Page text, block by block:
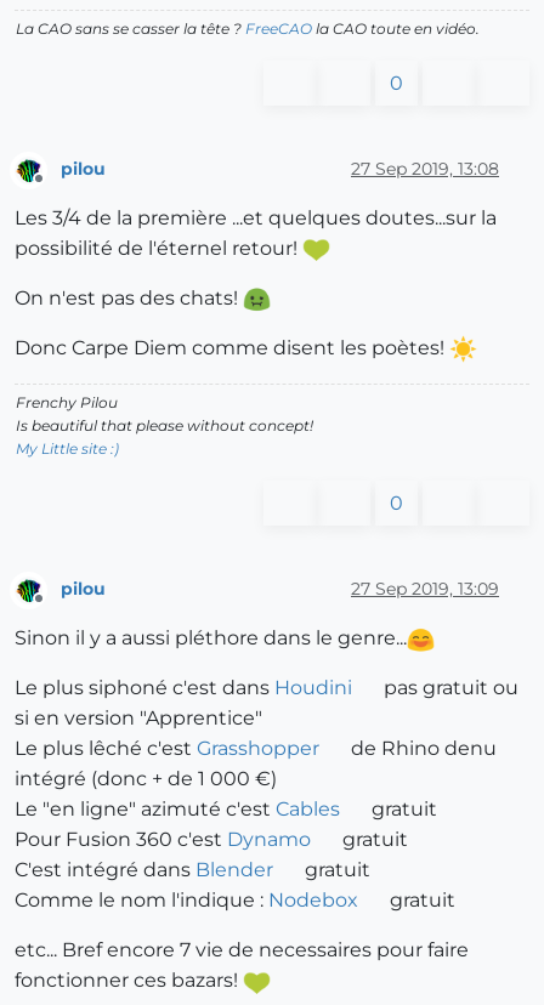
La CAO sans se casser la tête ? FreeCAO la CAO toute en vidéo.
0
pilou 27 Sep 2019, 13:08
Les 3/4 de la première ...et quelques doutes...sur la
possibilité de l'éternel retour!
On n'est pas des chats!
Donc Carpe Diem comme disent les poètes!
Frenchy Pilou
Is beautiful that please without concept!
My Little site :)
0
pilou 27 Sep 2019, 13:09
Sinon il y a aussi pléthore dans le genre...
Le plus siphoné c'est dans Houdini
pas gratuit ou
si en version "Apprentice"
Le plus lêché c'est Grasshopper
de Rhino denu
intégré (donc + de 1 000 €)
Le "en ligne" azimuté c'est Cables
gratuit
Pour Fusion 360 c'est Dynamo
gratuit
C'est intégré dans Blender
gratuit
Comme le nom l'indique : Nodebox gratuit
etc... Bref encore 7 vie de necessaires pour faire
fonctionner ces bazars!